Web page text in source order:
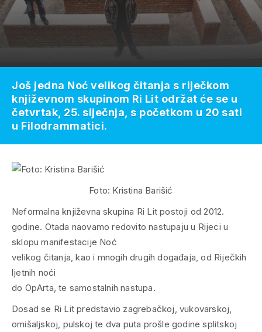
Foto: Kristina Barišić
Neformalna književna skupina Ri Lit postoji od 2012.
godine. Otada naovamo redovito nastupaju u Rijeci u
sklopu manifestacije Noć
velikog čitanja , kao i mnogih drugih događaja, od Riječkih
ljetnih noći
do OpArta, te samostalnih nastupa.
Dosad se Ri Lit predstavio zagrebačkoj, vukovarskoj,
omišaljskoj, pulskoj te dva puta prošle godine splitskoj
Još jedna Noć velikog čitanja s riječkom
književnom skupinom Ri Lit održat će se u
četvrtak, 25. siječnja, s početkom u 20 sati
u Filodrammatici.